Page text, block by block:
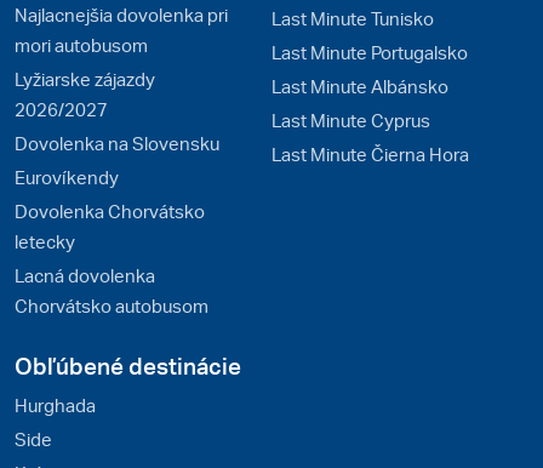
Najlacnejšia dovolenka pri
mori autobusom
Lyžiarske zájazdy
2026/2027
Dovolenka na Slovensku
Eurovíkendy
Dovolenka Chorvátsko
letecky
Lacná dovolenka
Chorvátsko autobusom
Last Minute Tunisko
Last Minute Portugalsko
Last Minute Albánsko
Last Minute Cyprus
Last Minute Čierna Hora
Obľúbené destinácie
Hurghada
Side